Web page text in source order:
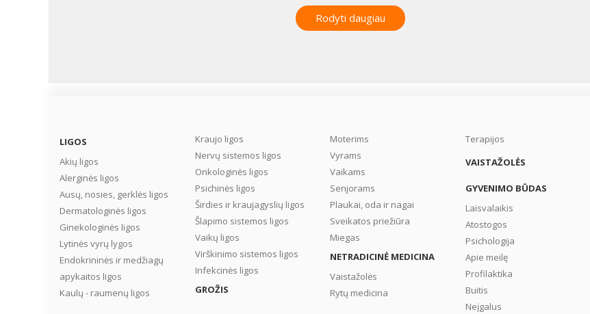
iki maždaug 20 kartų per
parą, tačiau dažnesnis jų
senyviems asmenims,
tačiau manoma, kad
bendrojoje populiacijoje
meteorizmas kamuoja
mažiausiai kas ketvirtą
asmenį. Ką daryti, ką pilvą
pūstų rečiau ir ne taip
intensyviai? Kaip sumažinti
dujų kaupimąsi žarnyne? ...
Rodyti daugiau
LIGOS
Akių ligos
Alerginės ligos
Ausų, nosies, gerklės ligos
Dermatologinės ligos
Ginekologinės ligos
Lytinės vyrų lygos
Endokrininės ir medžiagų
apykaitos ligos
Kaulų - raumenų ligos
Kraujo ligos
Nervų sistemos ligos
Onkologinės ligos
Psichinės ligos
Širdies ir kraujagyslių ligos
Šlapimo sistemos ligos
Vaikų ligos
Virškinimo sistemos ligos
Infekcinės ligos
GROŽIS
Moterims
Vyrams
Vaikams
Senjorams
Plaukai, oda ir nagai
Sveikatos priežiūra
Miegas
NETRADICINĖ MEDICINA
Vaistažolės
Rytų medicina
Terapijos
VAISTAŽOLĖS
GYVENIMO BŪDAS
Laisvalaikis
Atostogos
Psichologija
Apie meilę
Profilaktika
Buitis
Neįgalus